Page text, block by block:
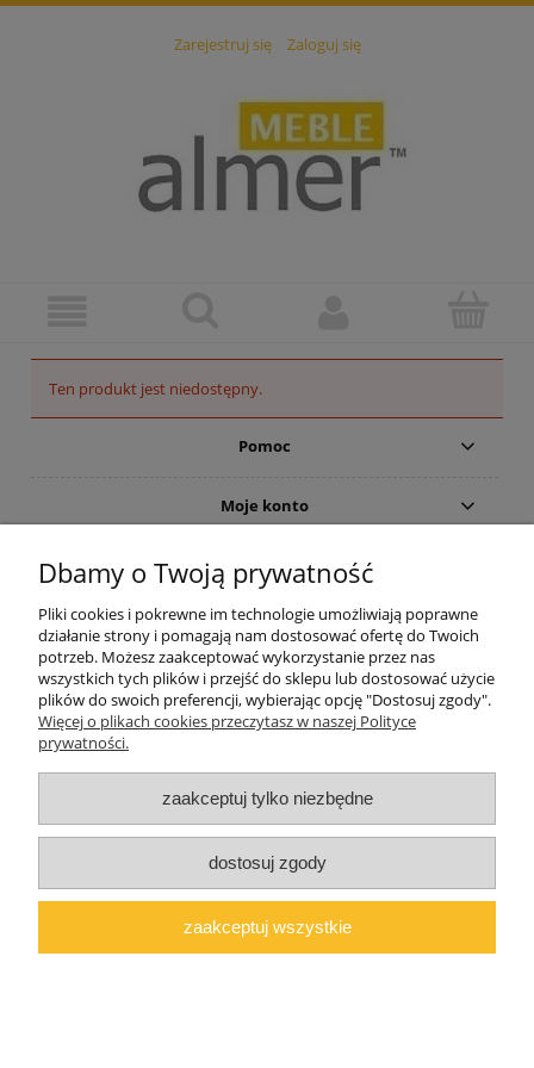
Zarejestruj się Zaloguj się
Ten produkt jest niedostępny.
Pomoc
Moje konto
O firmie
Polski producent mebli ALMER MEBLE | Okrajszów 20, 97-500
Radomsko, woj. łódzkie | NIP: 7722212376 | E-
mail:marcin@almermeble.pl| Telefon:446824803
© 2025copyright by ALMER MEBLE
Sklep internetowy Shoper.pl
Dbamy o Twoją prywatność
Pliki cookies i pokrewne im technologie umożliwiają poprawne
działanie strony i pomagają nam dostosować ofertę do Twoich
potrzeb. Możesz zaakceptować wykorzystanie przez nas
wszystkich tych plików i przejść do sklepu lub dostosować użycie
plików do swoich preferencji, wybierając opcję "Dostosuj zgody".
Więcej o plikach cookies przeczytasz w naszej Polityce
prywatności.
zaakceptuj tylko niezbędne
dostosuj zgody
zaakceptuj wszystkie